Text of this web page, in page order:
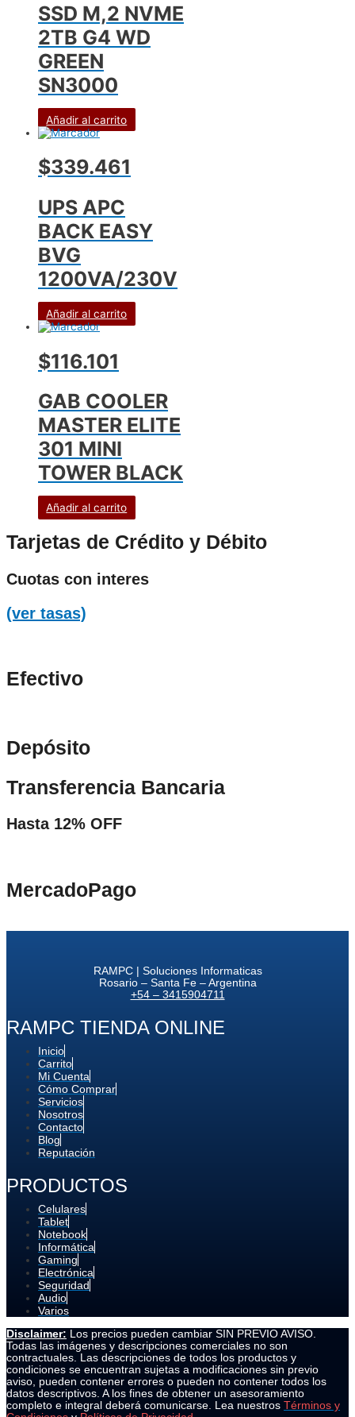
SSD M,2 NVME
2TB G4 WD
GREEN
SN3000
Añadir al carrito
$339.461
UPS APC
BACK EASY
BVG
1200VA/230V
Añadir al carrito
$116.101
GAB COOLER
MASTER ELITE
301 MINI
TOWER BLACK
Añadir al carrito
Tarjetas de Crédito y Débito
Cuotas con interes
(ver tasas)
Efectivo
Depósito
Transferencia Bancaria
Hasta 12% OFF
MercadoPago
RAMPC | Soluciones Informaticas
Rosario – Santa Fe – Argentina
+54 – 3415904711
RAMPC TIENDA ONLINE
Inicio
Carrito
Mi Cuenta
Cómo Comprar
Servicios
Nosotros
Contacto
Blog
Reputación
PRODUCTOS
Celulares
Tablet
Notebook
Informática
Gaming
Electrónica
Seguridad
Audio
Varios
Disclaimer: Los precios pueden cambiar SIN PREVIO AVISO.
Todas las imágenes y descripciones comerciales no son
contractuales. Las descripciones de todos los productos y
condiciones se encuentran sujetas a modificaciones sin previo
aviso, pueden contener errores o pueden no contener todos los
datos descriptivos. A los fines de obtener un asesoramiento
completo e integral deberá comunicarse. Lea nuestros Términos y